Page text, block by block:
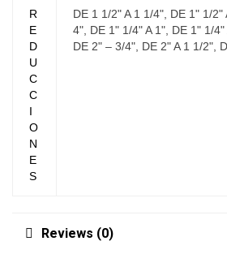
R
E
D
U
C
C
I
O
N
E
S
DE 1 1/2" A 1 1/4", DE 1" 1/2"
4", DE 1" 1/4" A 1", DE 1" 1/4"
DE 2" – 3/4", DE 2" A 1 1/2",
Reviews (0)